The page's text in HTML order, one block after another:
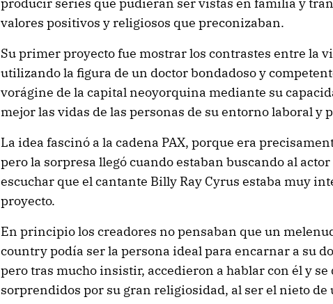
producir series que pudieran ser vistas en familia y
valores positivos y religiosos que preconizaban.
Su primer proyecto fue mostrar los contrastes entre la
utilizando la figura de un doctor bondadoso y
vorágine de la capital neoyorquina mediante su
mejor las vidas de las personas de su entorno laboral y
La idea fascinó a la cadena PAX, porque era
pero la sorpresa llegó cuando estaban buscando al
escuchar que el cantante Billy Ray Cyrus estaba muy
proyecto.
En principio los creadores no pensaban que un
country podía ser la persona ideal para encarnar a su
pero tras mucho insistir, accedieron a hablar con él y se
sorprendidos por su gran religiosidad, al ser el nieto de